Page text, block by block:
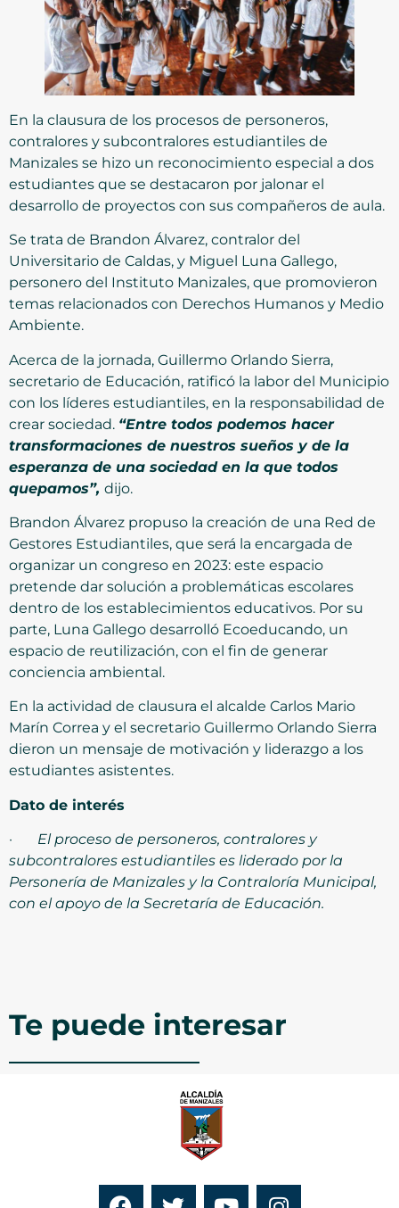
En la clausura de los procesos de personeros,
contralores y subcontralores estudiantiles de
Manizales se hizo un reconocimiento especial a dos
estudiantes que se destacaron por jalonar el
desarrollo de proyectos con sus compañeros de aula.
Se trata de Brandon Álvarez, contralor del
Universitario de Caldas, y Miguel Luna Gallego,
personero del Instituto Manizales, que promovieron
temas relacionados con Derechos Humanos y Medio
Ambiente.
Acerca de la jornada, Guillermo Orlando Sierra,
secretario de Educación, ratificó la labor del Municipio
con los líderes estudiantiles, en la responsabilidad de
crear sociedad. “Entre todos podemos hacer
transformaciones de nuestros sueños y de la
esperanza de una sociedad en la que todos
quepamos”, dijo.
Brandon Álvarez propuso la creación de una Red de
Gestores Estudiantiles, que será la encargada de
organizar un congreso en 2023: este espacio
pretende dar solución a problemáticas escolares
dentro de los establecimientos educativos. Por su
parte, Luna Gallego desarrolló Ecoeducando, un
espacio de reutilización, con el fin de generar
conciencia ambiental.
En la actividad de clausura el alcalde Carlos Mario
Marín Correa y el secretario Guillermo Orlando Sierra
dieron un mensaje de motivación y liderazgo a los
estudiantes asistentes.
Dato de interés
· El proceso de personeros, contralores y
subcontralores estudiantiles es liderado por la
Personería de Manizales y la Contraloría Municipal,
con el apoyo de la Secretaría de Educación.
Te puede interesar